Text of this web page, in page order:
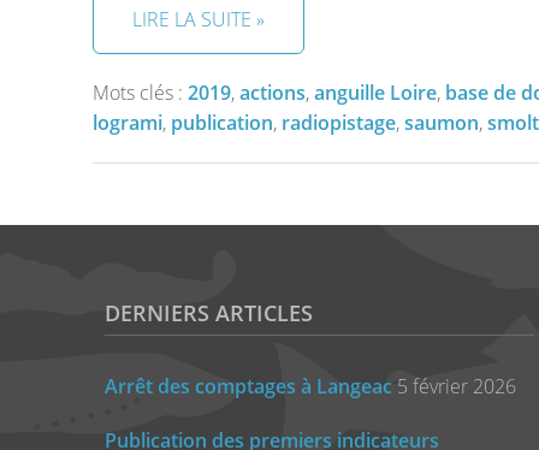
LIRE LA SUITE »
Mots clés : 2019,actions,anguille Loire, base de
logrami, publication, radiopistage,saumon,
DERNIERS ARTICLES
Arrêt des comptages à Langeac 5 février 2026
Publication des premiers indicateurs